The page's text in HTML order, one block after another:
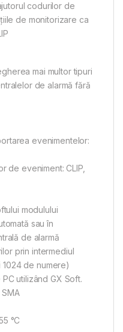
codurilor de
de monitorizare ca
mai multor tipuri
de alarmă fără
evenimentelor:
de eveniment: CLIP,
modulului
sau în
de alarmă
prin intermediul
1024 de numere)
utilizând GX Soft.
°C